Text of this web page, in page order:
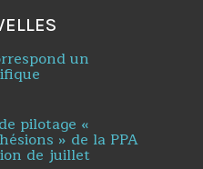
un
pilotage «
» de la PPA
de juillet